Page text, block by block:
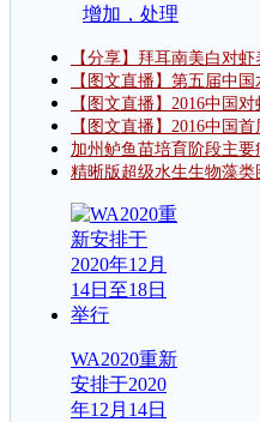
增加，处理
【分享】拜耳南美白对
【图文直播】第五届中
【图文直播】2016中国
【图文直播】2016中国
加州鲈鱼苗培育阶段主
精晰版超级水生生物藻类
WA2020重新
安排于2020
年12月14日